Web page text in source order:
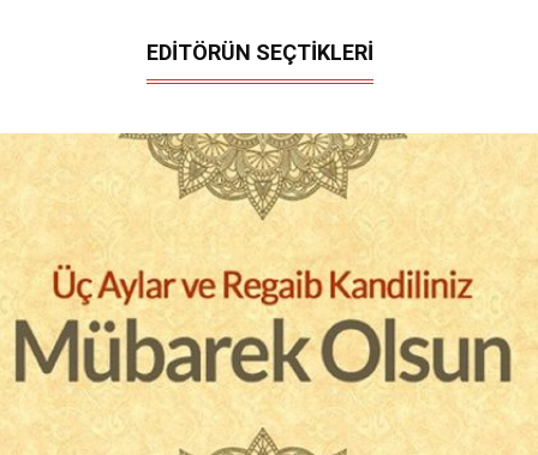
EDİTÖRÜN SEÇTİKLERİ